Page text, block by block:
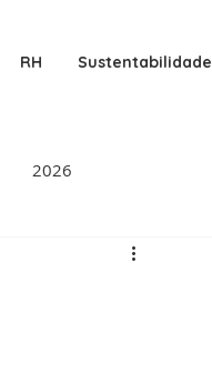
RH Sustentabilidade
2026